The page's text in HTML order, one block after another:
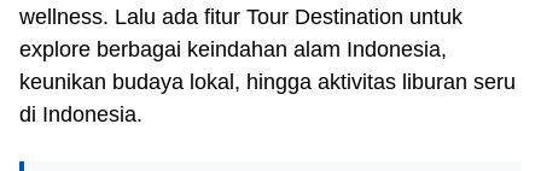
wellness. Lalu ada fitur Tour Destination untuk
explore berbagai keindahan alam Indonesia,
keunikan budaya lokal, hingga aktivitas liburan seru
di Indonesia.